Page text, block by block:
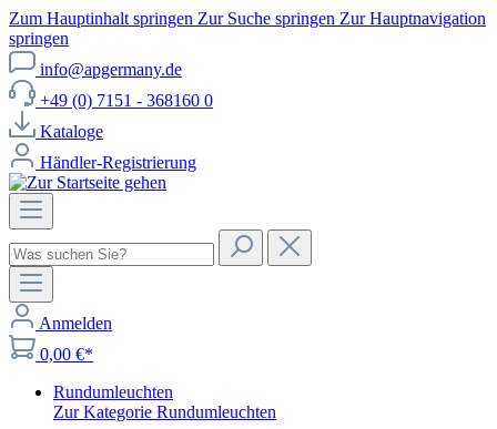
Zum Hauptinhalt springen Zur Suche springen Zur Hauptnavigation
springen
info@apgermany.de
+49 (0) 7151 - 368160 0
Kataloge
Händler-Registrierung
Anmelden
0,00 €*
Rundumleuchten
Zur Kategorie Rundumleuchten